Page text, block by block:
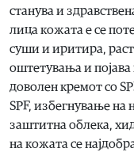
станува и
лица кожата е се
суши и иритира,
оштетувања и
доволен кремот со
SPF, избегнување на
заштитна облека,
на кожата се